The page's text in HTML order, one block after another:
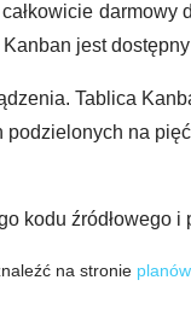
jest
Tablica
na
kodu źródłowego
na stronie